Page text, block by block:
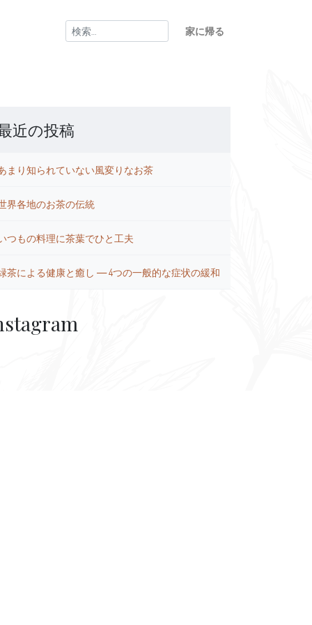
検
索:
家に帰る
近の投稿
まり知られていない風変りなお茶
界各地のお茶の伝統
つもの料理に茶葉でひと工夫
茶による健康と癒し ― 4つの一般的な症状の緩和